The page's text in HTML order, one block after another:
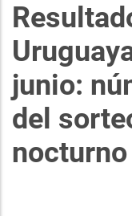
junio:
del
nocturno